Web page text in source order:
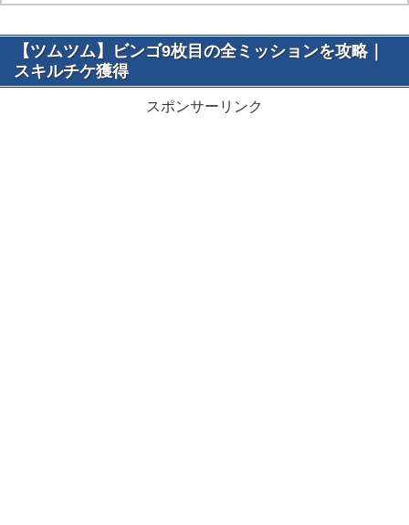
【ツムツム】ビンゴ9枚目の全ミッションを攻略｜
スキルチケ獲得
スポンサーリンク